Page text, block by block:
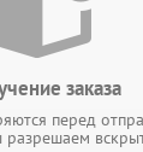
заказа
перед